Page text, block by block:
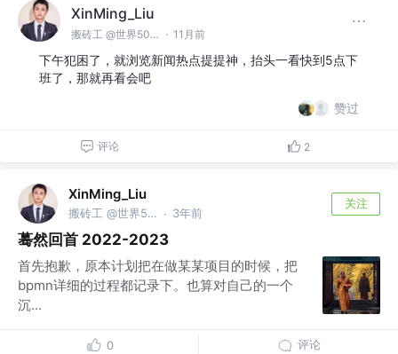
XinMing_Liu
搬砖工 @世界500强之外的小公司 · 11月前
下午犯困了，就浏览新闻热点提提神，抬头一看快到5点下
班了，那就再看会吧
赞过
评论 2
XinMing_Liu
搬砖工 @世界500强之外的小公司 · 3年前
关注
蓦然回首 2022-2023
首先抱歉，原本计划把在做某某项目的时候，把
bpmn详细的过程都记录下。也算对自己的一个
沉...
0 评论